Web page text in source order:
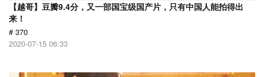
【越哥】豆瓣9.4分，又一部国宝级国产片，只有中国人能拍得出
来！
# 370
2020-07-15 06:33